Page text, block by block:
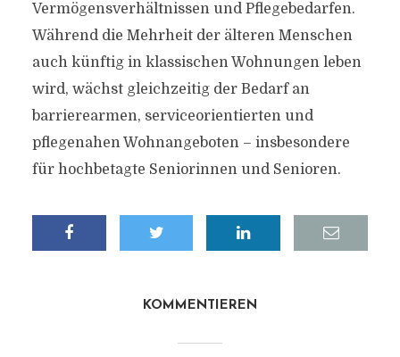
Vermögensverhältnissen und Pflegebedarfen.
Während die Mehrheit der älteren Menschen
auch künftig in klassischen Wohnungen leben
wird, wächst gleichzeitig der Bedarf an
barrierearmen, serviceorientierten und
pflegenahen Wohnangeboten – insbesondere
für hochbetagte Seniorinnen und Senioren.
KOMMENTIEREN